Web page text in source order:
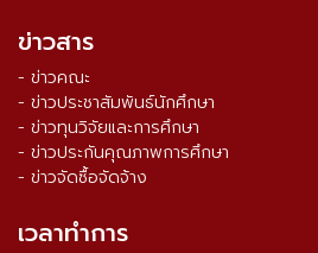
ข่าวสาร
- ข่าวคณะ
- ข่าวประชาสัมพันธ์นักศึกษา
- ข่าวทุนวิจัยและการศึกษา
- ข่าวประกันคุณภาพการศึกษา
- ข่าวจัดซื้อจัดจ้าง
เวลาทำการ